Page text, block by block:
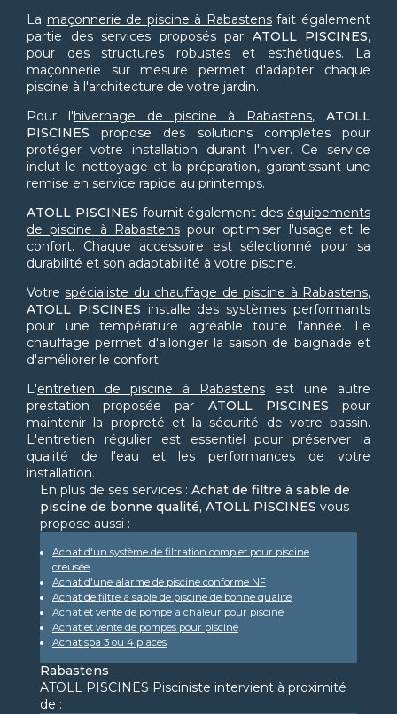
La maçonnerie de piscine à Rabastensfait également
partie des services proposés par ATOLL PISCINES,
pour des structures robustes et esthétiques. La
maçonnerie sur mesure permet d'adapter chaque
piscine à l'architecture de votre jardin.
Pour l'hivernage de piscine à Rabastens,ATOLL
PISCINES propose des solutions complètes pour
protéger votre installation durant l'hiver. Ce service
inclut le nettoyage et la préparation, garantissant une
remise en service rapide au printemps.
ATOLL PISCINES fournit également des équipements
de piscine à Rabastenspour optimiser l'usage et le
confort. Chaque accessoire est sélectionné pour sa
durabilité et son adaptabilité à votre piscine.
Votre spécialiste du chauffage de piscine à Rabastens,
ATOLL PISCINES installe des systèmes performants
pour une température agréable toute l'année. Le
chauffage permet d'allonger la saison de baignade et
d'améliorer le confort.
L'entretien de piscine à Rabastens est une autre
prestation proposée par ATOLL PISCINES pour
maintenir la propreté et la sécurité de votre bassin.
L'entretien régulier est essentiel pour préserver la
qualité de l'eau et les performances de votre
installation.
En plus de ses services : Achat de filtre à sable de
piscine de bonne qualité, ATOLL PISCINES vous
propose aussi :
Achat d'un système de filtration complet pour piscine
creusée
Achat d'une alarme de piscine conforme NF
Achat de filtre à sable de piscine de bonne qualité
Achat et vente de pompe à chaleur pour piscine
Achat et vente de pompes pour piscine
Achat spa 3 ou 4 places
Rabastens
ATOLL PISCINES Pisciniste intervient à proximité
de :